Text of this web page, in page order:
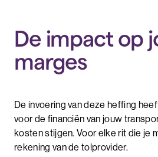
De impact op
marges
De invoering van deze heffing
voor de financiën van jouw
kosten stijgen. Voor elke rit die je
rekening van de tolprovider.